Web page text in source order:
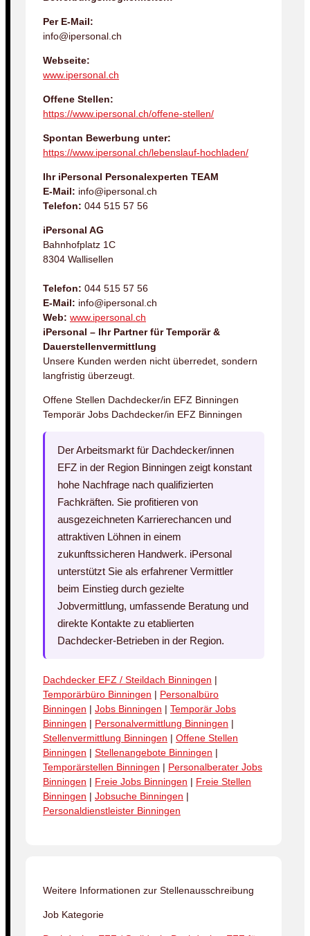
Per E-Mail:
info@ipersonal.ch
Webseite:
www.ipersonal.ch
Offene Stellen:
https://www.ipersonal.ch/offene-stellen/
Spontan Bewerbung unter:
https://www.ipersonal.ch/lebenslauf-hochladen/
Ihr iPersonal Personalexperten TEAM
E-Mail: info@ipersonal.ch
Telefon: 044 515 57 56
iPersonal AG
Bahnhofplatz 1C
8304 Wallisellen
Telefon: 044 515 57 56
E-Mail: info@ipersonal.ch
Web: www.ipersonal.ch
iPersonal – Ihr Partner für Temporär &
Dauerstellenvermittlung
Unsere Kunden werden nicht überredet, sondern
langfristig überzeugt.
Offene Stellen Dachdecker/in EFZ Binningen
Temporär Jobs Dachdecker/in EFZ Binningen
Der Arbeitsmarkt für Dachdecker/innen
EFZ in der Region Binningen zeigt konstant
hohe Nachfrage nach qualifizierten
Fachkräften. Sie profitieren von
ausgezeichneten Karrierechancen und
attraktiven Löhnen in einem
zukunftssicheren Handwerk. iPersonal
unterstützt Sie als erfahrener Vermittler
beim Einstieg durch gezielte
Jobvermittlung, umfassende Beratung und
direkte Kontakte zu etablierten
Dachdecker-Betrieben in der Region.
Dachdecker EFZ / Steildach Binningen |
Temporärbüro Binningen | Personalbüro
Binningen | Jobs Binningen | Temporär Jobs
Binningen | Personalvermittlung Binningen |
Stellenvermittlung Binningen | Offene Stellen
Binningen | Stellenangebote Binningen |
Temporärstellen Binningen | Personalberater Jobs
Binningen | Freie Jobs Binningen | Freie Stellen
Binningen | Jobsuche Binningen |
Personaldienstleister Binningen
Weitere Informationen zur Stellenausschreibung
Job Kategorie